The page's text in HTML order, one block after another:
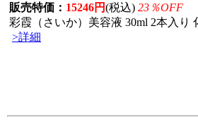
販売特価： 15246円(税込) 23％OFF
彩霞（さいか）美容液 30ml 2本入り
>詳細